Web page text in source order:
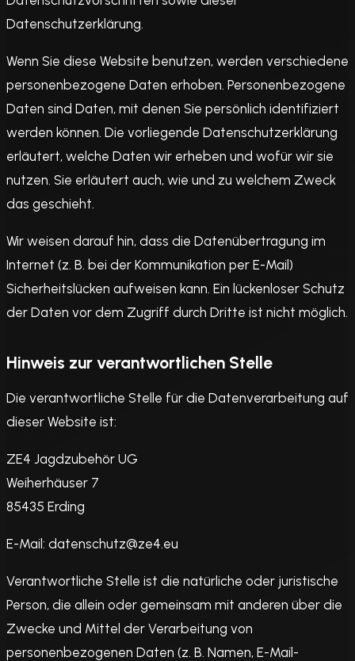
Datenschutzerklärung.
Wenn Sie diese Website benutzen, werden verschiedene
personenbezogene Daten erhoben. Personenbezogene
Daten sind Daten, mit denen Sie persönlich identifiziert
werden können. Die vorliegende Datenschutzerklärung
erläutert, welche Daten wir erheben und wofür wir sie
nutzen. Sie erläutert auch, wie und zu welchem Zweck
das geschieht.
Wir weisen darauf hin, dass die Datenübertragung im
Internet (z. B. bei der Kommunikation per E-Mail)
Sicherheitslücken aufweisen kann. Ein lückenloser Schutz
der Daten vor dem Zugriff durch Dritte ist nicht möglich.
Hinweis zur verantwortlichen Stelle
Die verantwortliche Stelle für die Datenverarbeitung auf
dieser Website ist:
ZE4 Jagdzubehör UG
Weiherhäuser 7
85435 Erding
E-Mail: datenschutz@ze4.eu
Verantwortliche Stelle ist die natürliche oder juristische
Person, die allein oder gemeinsam mit anderen über die
Zwecke und Mittel der Verarbeitung von
personenbezogenen Daten (z. B. Namen, E-Mail-